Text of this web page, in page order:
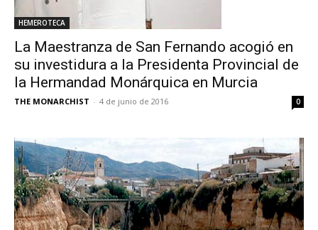
HEMEROTECA
La Maestranza de San Fernando acogió en
su investidura a la Presidenta Provincial de
la Hermandad Monárquica en Murcia
THE MONARCHIST - 4 de junio de 2016 0